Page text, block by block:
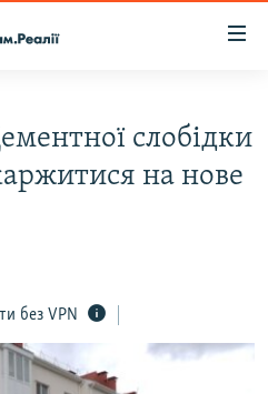
слобідки
на нове
без VPN